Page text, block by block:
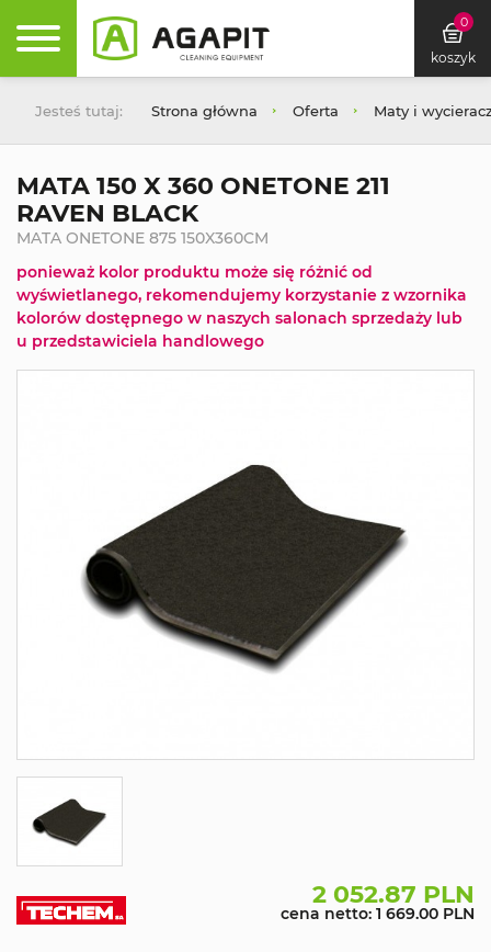
0
koszyk
Jesteś tutaj: Strona główna Oferta Maty i
MATA 150 X 360 ONETONE 211
RAVEN BLACK
MATA ONETONE 875 150X360CM
ponieważ kolor produktu może się różnić od
wyświetlanego, rekomendujemy korzystanie z wzornika
kolorów dostępnego w naszych salonach sprzedaży lub
u przedstawiciela handlowego
2 052.87 PLN
cena netto: 1 669.00 PLN